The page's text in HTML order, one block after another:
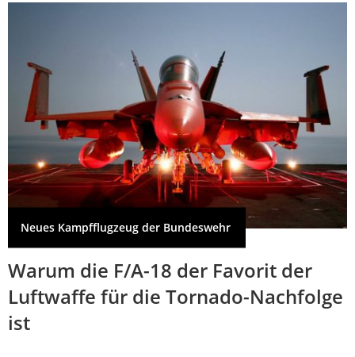
Neues Kampfflugzeug der Bundeswehr
Warum die F/A-18 der Favorit der
Luftwaffe für die Tornado-Nachfolge
ist